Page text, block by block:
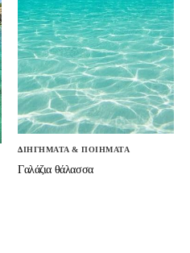
ΔΙΗΓΗΜΑΤΑ & ΠΟΙΗΜΑΤΑ
Γαλάζια θάλασσα